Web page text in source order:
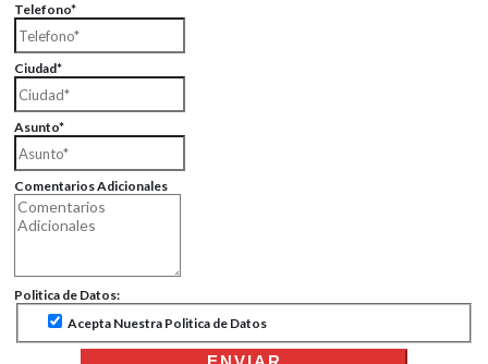
Telefono*
Ciudad*
Asunto*
Comentarios Adicionales
Politica de Datos:
Acepta Nuestra Politica de Datos